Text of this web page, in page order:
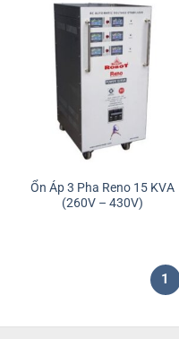
Ổn Áp 3 Pha Reno 15 KVA
(260V – 430V)
1